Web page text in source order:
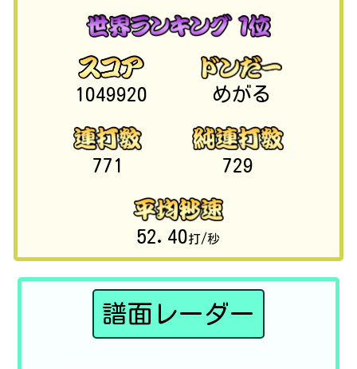
1049920 めがる
771 729
52.40打/秒
譜面レーダー